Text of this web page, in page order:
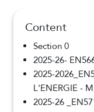
Content
Section 0
2025-26-
2025-
L'ENERGIE -
2025-26